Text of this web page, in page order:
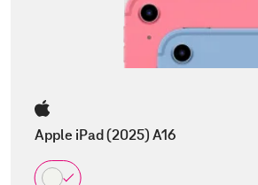
Apple iPad (2025) A16